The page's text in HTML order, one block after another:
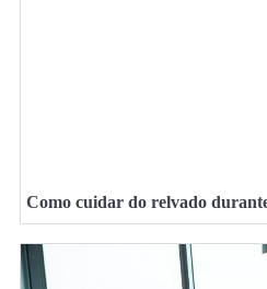
Como cuidar do relvado